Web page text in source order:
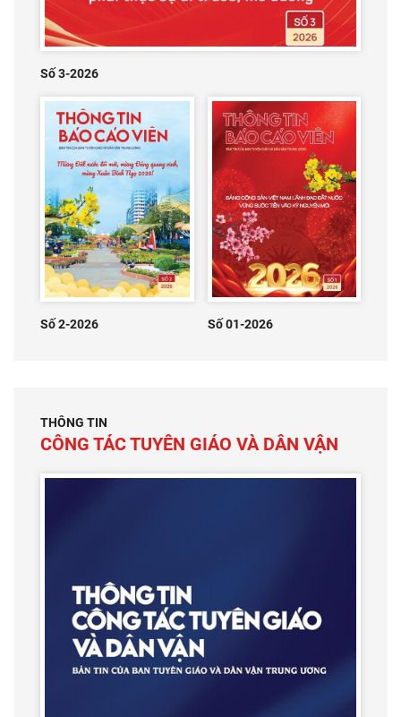
Số 3-2026
Số 2-2026 Số 01-2026
THÔNG TIN
CÔNG TÁC TUYÊN GIÁO VÀ DÂN VẬN